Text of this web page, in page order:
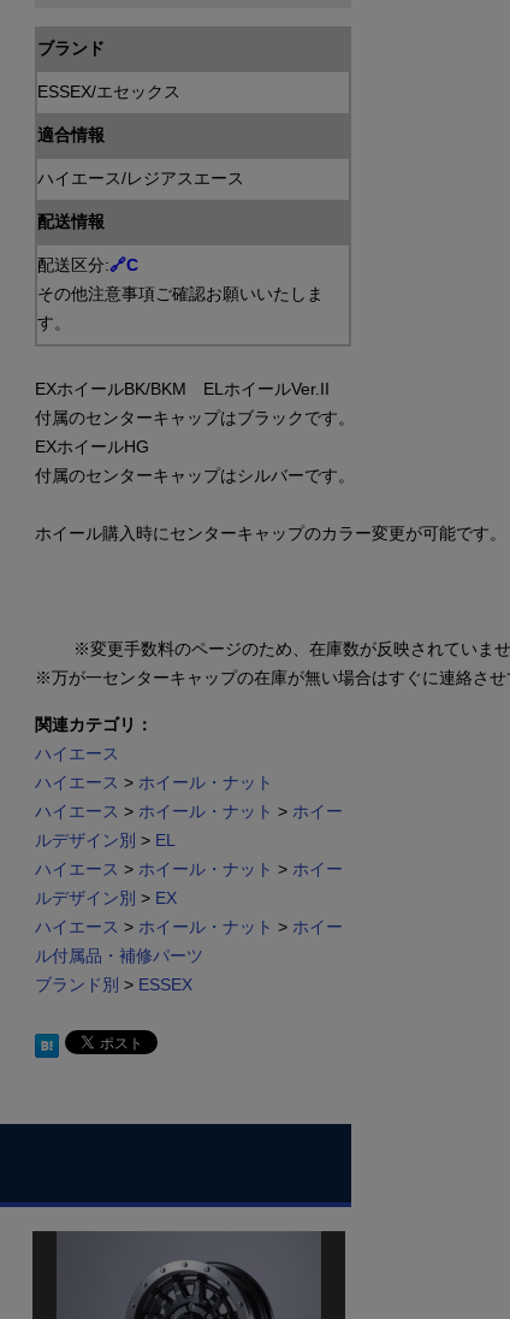
ブランド
ESSEX/エセックス
適合情報
ハイエース/レジアスエース
配送情報
配送区分:🔗C
その他注意事項ご確認お願いいたしま
す。
EXホイールBK/BKM ELホイールVer.II
付属のセンターキャップはブラックです。
EXホイールHG
付属のセンターキャップはシルバーです。
ホイール購入時にセンターキャップのカラー変更が可能です。
※変更手数料のページのため、在庫数が反映されていま
※万が一センターキャップの在庫が無い場合はすぐに連絡さ
関連カテゴリ：
ハイエース
ハイエース > ホイール・ナット
ハイエース > ホイール・ナット > ホイー
ルデザイン別 > EL
ハイエース > ホイール・ナット > ホイー
ルデザイン別 > EX
ハイエース > ホイール・ナット > ホイー
ル付属品・補修パーツ
ブランド別 > ESSEX